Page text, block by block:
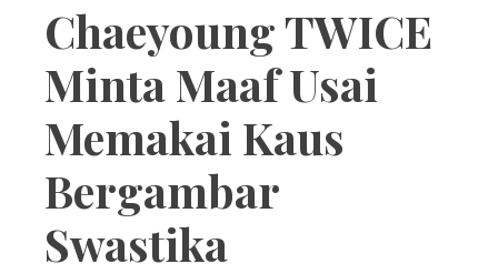
Chaeyoung TWICE
Minta Maaf Usai
Memakai Kaus
Bergambar
Swastika